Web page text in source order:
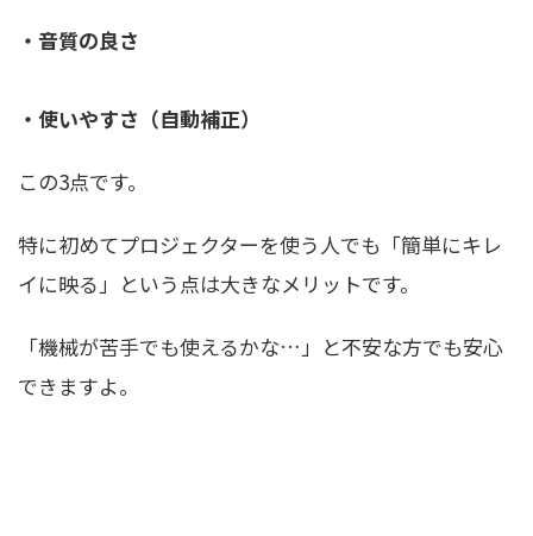
・音質の良さ
・使いやすさ（自動補正）
この3点です。
特に初めてプロジェクターを使う人でも「簡単にキレ
イに映る」という点は大きなメリットです。
「機械が苦手でも使えるかな…」と不安な方でも安心
できますよ。